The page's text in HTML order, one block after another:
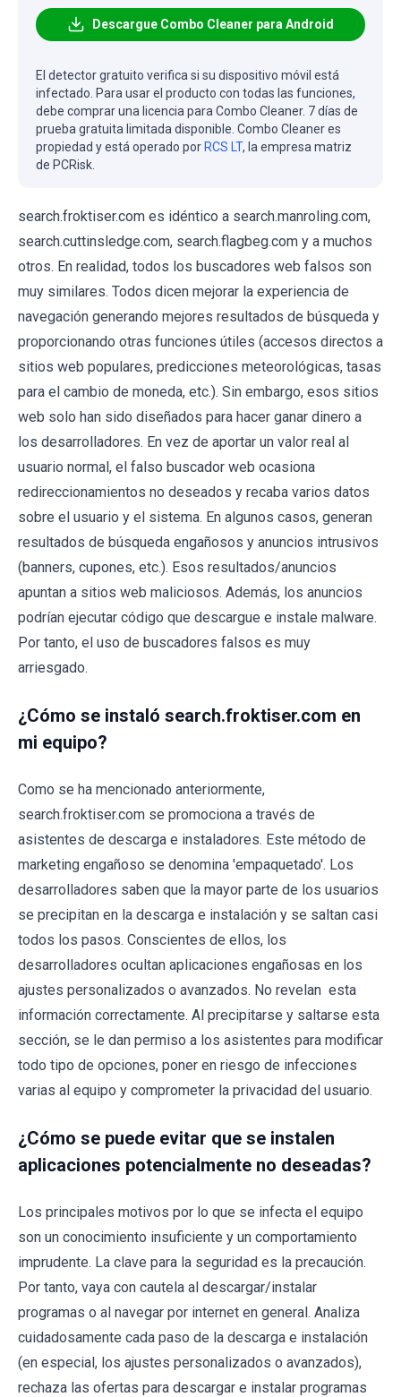
Descargue Combo Cleaner para Android
El detector gratuito verifica si su dispositivo móvil está
infectado. Para usar el producto con todas las funciones,
debe comprar una licencia para Combo Cleaner. 7 días de
prueba gratuita limitada disponible. Combo Cleaner es
propiedad y está operado porRCS LT, la empresa matriz
de PCRisk.
search.froktiser.com es idéntico a search.manroling.com,
search.cuttinsledge.com, search.flagbeg.com y a muchos
otros. En realidad, todos los buscadores web falsos son
muy similares. Todos dicen mejorar la experiencia de
navegación generando mejores resultados de búsqueda y
proporcionando otras funciones útiles (accesos directos a
sitios web populares, predicciones meteorológicas, tasas
para el cambio de moneda, etc.). Sin embargo, esos sitios
web solo han sido diseñados para hacer ganar dinero a
los desarrolladores. En vez de aportar un valor real al
usuario normal, el falso buscador web ocasiona
redireccionamientos no deseados y recaba varios datos
sobre el usuario y el sistema. En algunos casos, generan
resultados de búsqueda engañosos y anuncios intrusivos
(banners, cupones, etc.). Esos resultados/anuncios
apuntan a sitios web maliciosos. Además, los anuncios
podrían ejecutar código que descargue e instale malware.
Por tanto, el uso de buscadores falsos es muy
arriesgado.
¿Cómo se instaló search.froktiser.com en
mi equipo?
Como se ha mencionado anteriormente,
search.froktiser.com se promociona a través de
asistentes de descarga e instaladores. Este método de
marketing engañoso se denomina 'empaquetado'. Los
desarrolladores saben que la mayor parte de los usuarios
se precipitan en la descarga e instalación y se saltan casi
todos los pasos. Conscientes de ellos, los
desarrolladores ocultan aplicaciones engañosas en los
ajustes personalizados o avanzados. No revelan esta
información correctamente. Al precipitarse y saltarse esta
sección, se le dan permiso a los asistentes para modificar
todo tipo de opciones, poner en riesgo de infecciones
varias al equipo y comprometer la privacidad del usuario.
¿Cómo se puede evitar que se instalen
aplicaciones potencialmente no deseadas?
Los principales motivos por lo que se infecta el equipo
son un conocimiento insuficiente y un comportamiento
imprudente. La clave para la seguridad es la precaución.
Por tanto, vaya con cautela al descargar/instalar
programas o al navegar por internet en general. Analiza
cuidadosamente cada paso de la descarga e instalación
(en especial, los ajustes personalizados o avanzados),
rechaza las ofertas para descargar e instalar programas